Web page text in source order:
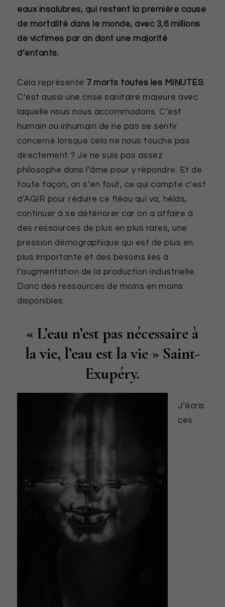
eaux insalubres, qui restent la première cause
de mortalité dans le monde, avec 3,6 millions
de victimes par an dont une majorité
d’enfants.
Cela représente 7 morts toutes les MINUTES
C’est aussi une crise sanitaire majeure avec
laquelle nous nous accommodons. C’est
humain ou inhumain de ne pas se sentir
concerné lorsque cela ne nous touche pas
directement ? Je ne suis pas assez
philosophe dans l’âme pour y répondre. Et de
toute façon, on s’en fout, ce qui compte c’est
d’AGIR pour réduire ce fléau qui va, hélas,
continuer à se détériorer car on a affaire à
des ressources de plus en plus rares, une
pression démographique qui est de plus en
plus importante et des besoins liés à
l’augmentation de la production industrielle.
Donc des ressources de moins en moins
disponibles.
« L’eau n’est pas nécessaire à
la vie, l’eau est la vie » Saint-
Exupéry.
J’écris
ces